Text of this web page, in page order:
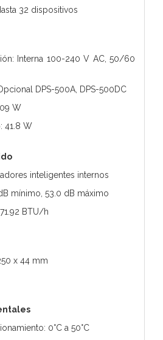
32 dispositivos
Interna 100-240 V AC, 50/60
DPS-500A, DPS-500DC
W
41.8 W
inteligentes internos
mínimo, 53.0 dB máximo
BTU/h
x 44 mm
0°C a 50°C